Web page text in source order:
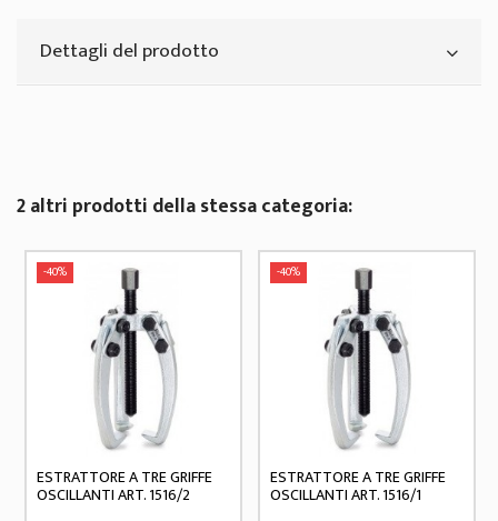
Dettagli del prodotto
2 altri prodotti della stessa categoria:
-40%
ESTRATTORE A TRE GRIFFE
OSCILLANTI ART. 1516/2
-40%
ESTRATTORE A TRE GRIFFE
OSCILLANTI ART. 1516/1